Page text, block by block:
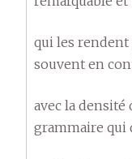
qui les rendent
souvent en
avec la densité
grammaire qui